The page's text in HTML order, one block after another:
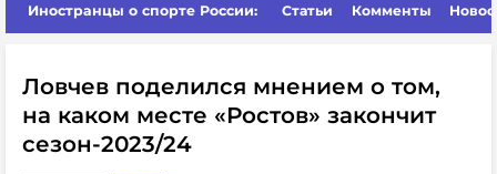
Иностранцы о спорте России: Статьи Комменты
Ловчев поделился мнением о том,
на каком месте «Ростов» закончит
сезон-2023/24